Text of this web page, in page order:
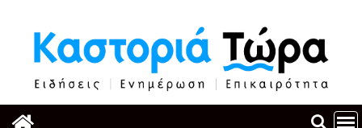
περιεχόμενο